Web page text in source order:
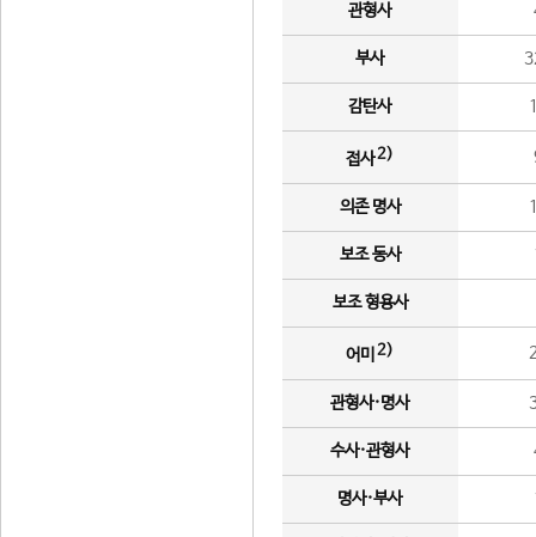
관형사
부사
감탄사
접사2)
의존 명사
보조 동사
보조 형용사
어미 2)
관형사·명사
수사·관형사
명사·부사